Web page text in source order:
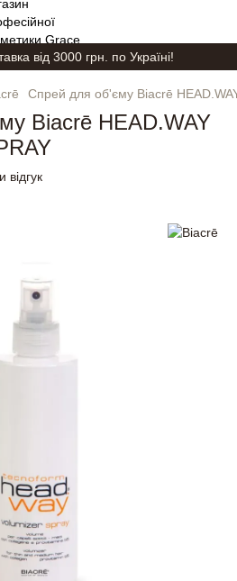
від 3000 грн. по Україні!
Спрей для об'єму Biacrē
Biacrē HEAD.WAY
відгук